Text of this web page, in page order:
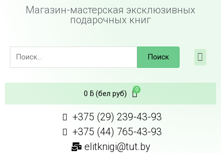
Магазин-мастерская эксклюзивных
подарочных книг
Поиск
0 ƃ(бел руб)
+375 (29) 239-43-93
+375 (44) 765-43-93
elitknigi@tut.by